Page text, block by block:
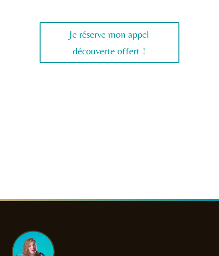
Je réserve mon appel
découverte offert !